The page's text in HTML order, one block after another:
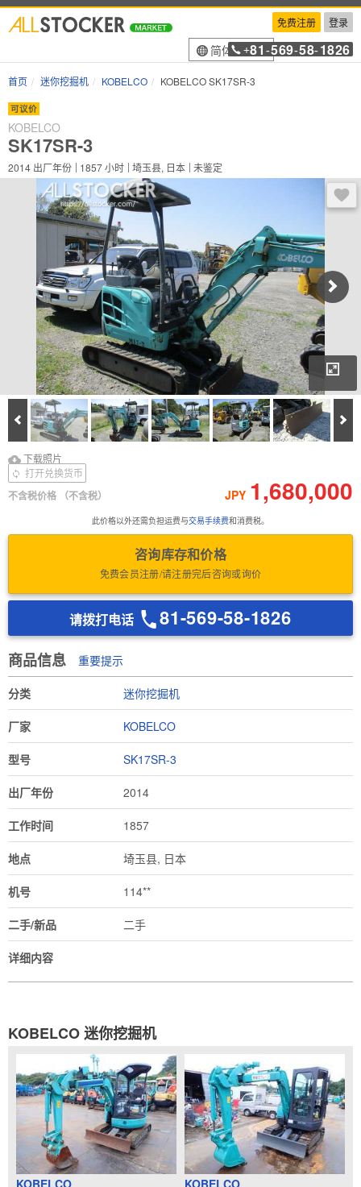
免费注册 登录
简体中文
+81 -569-58-1826
首页 迷你挖掘机 KOBELCO KOBELCO SK17SR-3
可议价
KOBELCO
SK17SR-3
2014 出厂年份 1857小时 埼玉县, 日本 未鉴定
登
Prev
下载照片
下载照片
不含税价格 （不含税） JPY 1,680,000
打开兑换货币
此价格以外还需负担运费与交易手续费和消费税。
咨询库存和价格
免费会员注册/请注册完后咨询或询价
请拨打电话 81-569-58-1826
商品信息 重要提示
分类 迷你挖掘机
厂家 KOBELCO
型号 SK17SR-3
出厂年份 2014
工作时间 1857
地点 埼玉县, 日本
机号 114**
二手/新品 二手
详细内容
KOBELCO 迷你挖掘机